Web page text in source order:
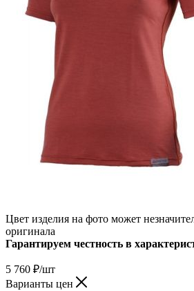
Цвет изделия на фото может
оригинала
Гарантируем честность в
5 760 ₽/шт
Варианты цен